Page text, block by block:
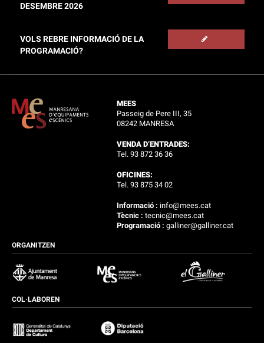
DESEMBRE 2026
VOLS REBRE INFORMACIÓ DE LA
PROGRAMACIÓ?
MEES
Passeig de Pere III, 35
08242 MANRESA
VENDA D’ENTRADES:
Tel. 93 872 36 36
OFICINES:
Tel. 93 875 34 02
Informació : info@mees.cat
Tècnic :tecnic@mees.cat
Programació :galliner@galliner.cat
ORGANITZEN
COL·LABOREN